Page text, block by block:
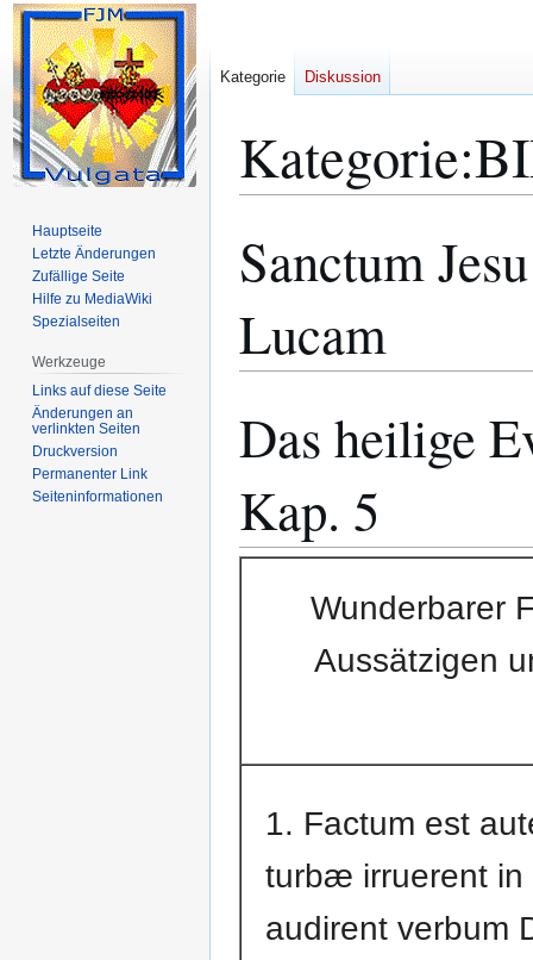
Kategorie:
Navigation
Suche
Sanctum
Lucam
Das heilige
Kap. 5
Wunderbarer
Aussätzigen
1. Factum est
turbæ irruerent in
audirent verbum
Kategorie Diskussion
Hauptseite
Letzte Änderungen
Zufällige Seite
Hilfe zu MediaWiki
Spezialseiten
Werkzeuge
Links auf diese Seite
Änderungen an
verlinkten Seiten
Druckversion
Permanenter Link
Seiten­­informationen